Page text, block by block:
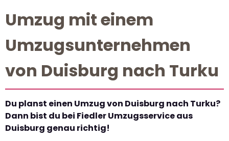
Umzug mit einem
Umzugsunternehmen
von Duisburg nach Turku
Du planst einen Umzug von Duisburg nach Turku?
Dann bist du bei Fiedler Umzugsservice aus
Duisburg genau richtig!